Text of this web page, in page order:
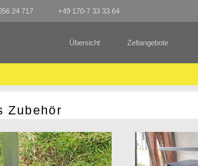
24 717 +49 170-7 33 33 64
Übersicht Zeltangebote